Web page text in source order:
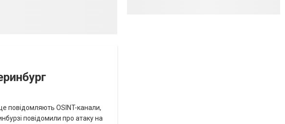
повідомляють OSINT-канали,
повідомили про атаку на